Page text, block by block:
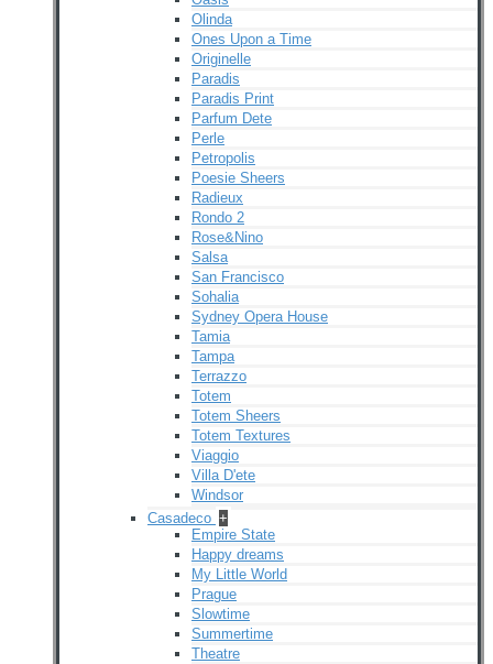
Olinda
Ones Upon a Time
Originelle
Paradis
Paradis Print
Parfum Dete
Perle
Petropolis
Poesie Sheers
Radieux
Rondo 2
Rose&Nino
Salsa
San Francisco
Sohalia
Sydney Opera House
Tamia
Tampa
Terrazzo
Totem
Totem Sheers
Totem Textures
Viaggio
Villa D'ete
Windsor
Casadeco +
Empire State
Happy dreams
My Little World
Prague
Slowtime
Summertime
Theatre